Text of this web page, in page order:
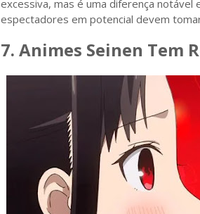
excessiva, mas é uma diferença
espectadores em potencial devem
7. Animes Seinen Tem